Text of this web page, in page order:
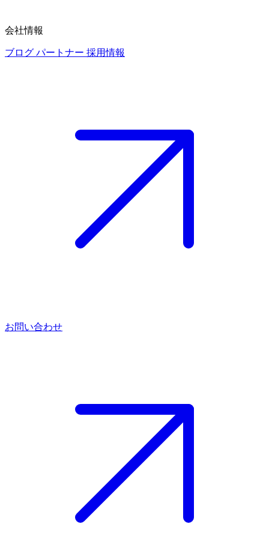
会社情報
ブログ パートナー 採用情報
お問い合わせ